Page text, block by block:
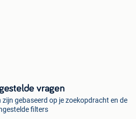
vragen
gebaseerd op je zoekopdracht en de
filters